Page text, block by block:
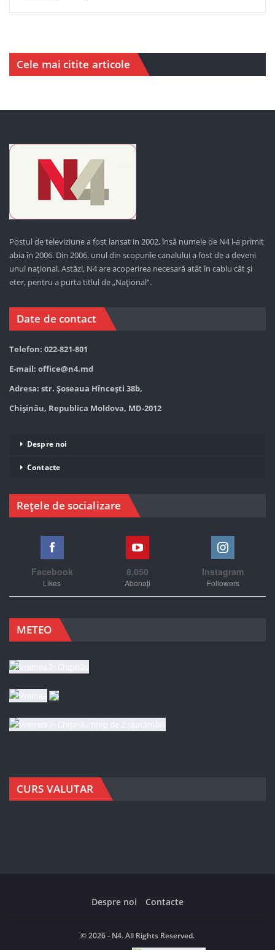
Cele mai citite articole
Postul de televiziune a fost lansat in 2002, însă numele de N4 l-a primit
abia în 2006. Din 2006, unul din scopurile canalului a fost de a deveni
unul național. Astăzi, N4 are acoperirea necesară atât în cablu cât și
eter, pentru a purta titlul de „Național”.
Date de contact
Telefon: 022-821-801
E-mail: office@n4.md
Adresa: str. Șoseaua Hînceşti 38b,
Chișinău, Republica Moldova, MD-2012
Despre noi
Contacte
Rețele de socializare
Facebook
Likes
8,050
Abonați
Instagram
Followers
METEO
CURS VALUTAR
Despre noi Contacte
© 2026 - N4. All Rights Reserved.